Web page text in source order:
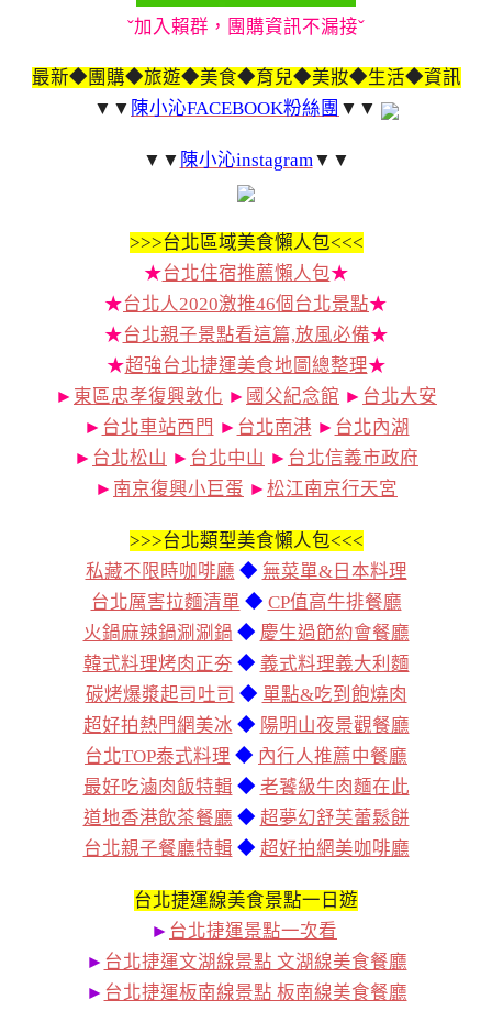
ˇ加入賴群，團購資訊不漏接ˇ
最新◆團購◆旅遊◆美食◆育兒◆美妝◆生活◆資訊
▼▼ 陳小沁FACEBOOK粉絲團 ▼▼
▼▼ 陳小沁instagram▼▼
>>>台北區域美食懶人包<<<
★台北住宿推薦懶人包★
★台北人2020激推46個台北景點★
★台北親子景點看這篇,放風必備★
★超強台北捷運美食地圖總整理★
► 東區忠孝復興敦化 ► 國父紀念館 ► 台北大安
► 台北車站西門 ► 台北南港 ► 台北內湖
► 台北松山 ► 台北中山 ► 台北信義市政府
► 南京復興小巨蛋 ► 松江南京行天宮
>>>台北類型美食懶人包<<<
私藏不限時咖啡廳 ◆ 無菜單&日本料理
台北厲害拉麵清單 ◆ CP值高牛排餐廳
火鍋麻辣鍋涮涮鍋 ◆ 慶生過節約會餐廳
韓式料理烤肉正夯 ◆ 義式料理義大利麵
碳烤爆漿起司吐司 ◆ 單點&吃到飽燒肉
超好拍熱門網美冰 ◆ 陽明山夜景觀餐廳
台北TOP泰式料理 ◆ 內行人推薦中餐廳
最好吃滷肉飯特輯 ◆ 老饕級牛肉麵在此
道地香港飲茶餐廳 ◆ 超夢幻舒芙蕾鬆餅
台北親子餐廳特輯 ◆ 超好拍網美咖啡廳
台北捷運線美食景點一日遊
► 台北捷運景點一次看
► 台北捷運文湖線景點 文湖線美食餐廳
► 台北捷運板南線景點 板南線美食餐廳